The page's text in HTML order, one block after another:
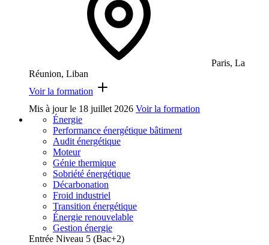
Paris, La
Réunion, Liban
Voir la formation
Mis à jour le 18 juillet 2026 Voir la formation
Énergie
Performance énergétique bâtiment
Audit énergétique
Moteur
Génie thermique
Sobriété énergétique
Décarbonation
Froid industriel
Transition énergétique
Énergie renouvelable
Gestion énergie
Entrée Niveau 5 (Bac+2)